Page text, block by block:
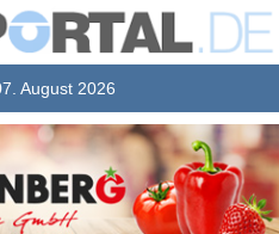
August 2026